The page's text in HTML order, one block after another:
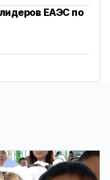
ЕАЭС по